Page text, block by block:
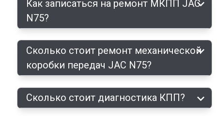
Как записаться на ремонт МКПП JAC
N75?
Сколько стоит ремонт механической
коробки передач JAC N75?
Сколько стоит диагностика КПП?